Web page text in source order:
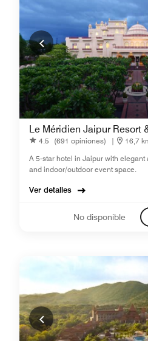
Le Méridien Jaipur Resort
4.5 (691 opiniones) |
16,7
A 5-star hotel in Jaipur with elegant
and indoor/outdoor event space.
Ver detalles
No disponible